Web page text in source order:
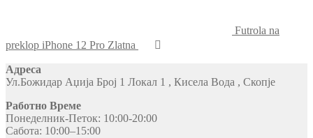
Futrola na
preklop iPhone 12 Pro Zlatna
Адреса
Ул.Божидар Аџија Број 1 Локал 1 , Кисела Вода , Скопје
Работно Време
Понеделник-Петок: 10:00-20:00
Сабота: 10:00–15:00